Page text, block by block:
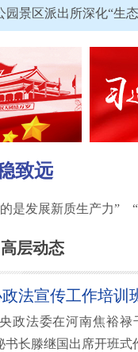
区派出所深化“生态警
致远
是发展新质生产力”
高层动态
法宣传工作培训
政法委在河南焦裕
书长滕继国出席开班式